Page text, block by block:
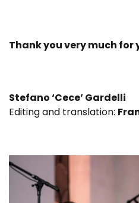
Thank you very much for
Stefano ‘Cece’ Gardelli
Editing and translation: